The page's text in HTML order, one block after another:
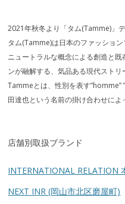
2021年秋冬より「タム(Tamme)」デ
タム(Tamme)は日本のファッション
ニュートラルな概念による創造と
ンが融解する、気品ある現代ストリ
Tammeとは、性別を表す”homme”
田達也という名前の掛け合わせによ
店舗別取扱ブランド
INTERNATIONAL RELATION
NEXT INR(岡山市北区磨屋町)